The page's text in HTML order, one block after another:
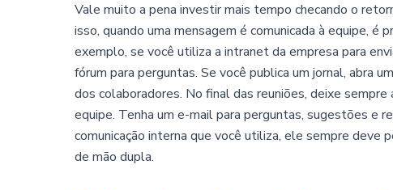
Vale muito a pena investir mais tempo checando o
isso, quando uma mensagem é comunicada à equipe, é
exemplo, se você utiliza a intranet da empresa para
fórum para perguntas. Se você publica um jornal, abra
dos colaboradores. No final das reuniões, deixe
equipe. Tenha um e-mail para perguntas, sugestões e
comunicação interna que você utiliza, ele sempre deve
de mão dupla.